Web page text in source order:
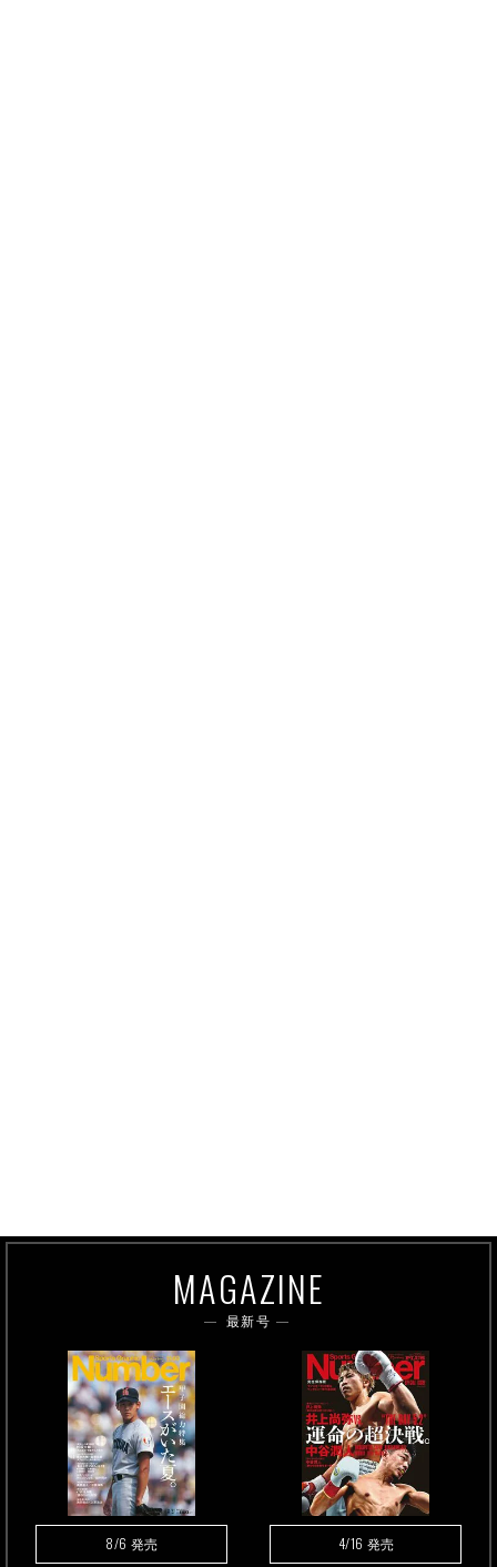
MAGAZINE
最新号
8/6 発売 4/16 発売